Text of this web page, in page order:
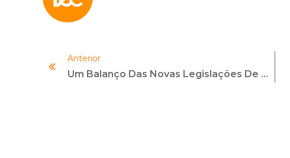
Anterior
Um Balanço Das Novas Legislações De PLDFT